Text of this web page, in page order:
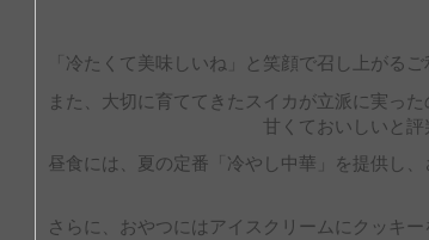
「冷たくて美味しいね」と笑顔で召し上がる
また、大切に育ててきたスイカが立派に実っ
甘くておいしいと評
昼食には、夏の定番「冷やし中華」を提供し
さらに、おやつにはアイスクリームにクッキ